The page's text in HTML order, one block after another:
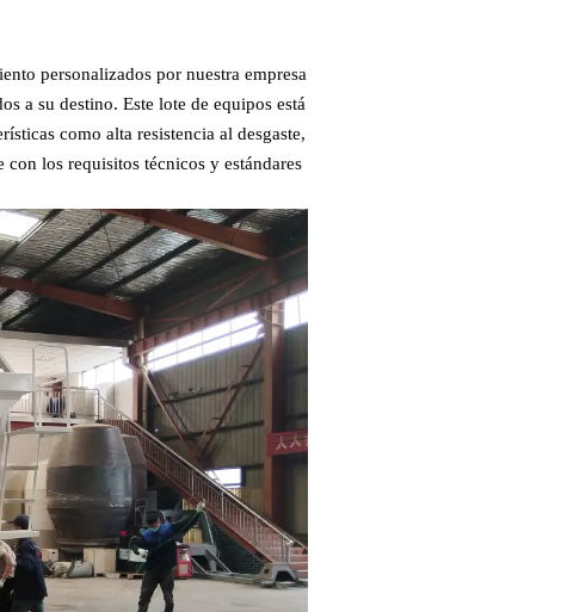
personalizados por nuestra empresa
a su destino. Este lote de equipos está
como alta resistencia al desgaste,
los requisitos técnicos y estándares